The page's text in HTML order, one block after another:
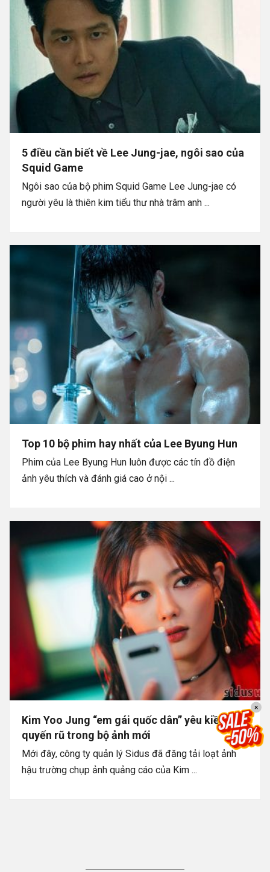
5 điều cần biết về Lee Jung-jae, ngôi sao của
Squid Game
Ngôi sao của bộ phim Squid Game Lee Jung-jae có
người yêu là thiên kim tiểu thư nhà trâm anh ...
Top 10 bộ phim hay nhất của Lee Byung Hun
Phim của Lee Byung Hun luôn được các tín đồ điện
ảnh yêu thích và đánh giá cao ở nội ...
Kim Yoo Jung “em gái quốc dân” yêu kiều
quyến rũ trong bộ ảnh mới
Mới đây, công ty quản lý Sidus đã đăng tải loạt ảnh
hậu trường chụp ảnh quảng cáo của Kim ...
×